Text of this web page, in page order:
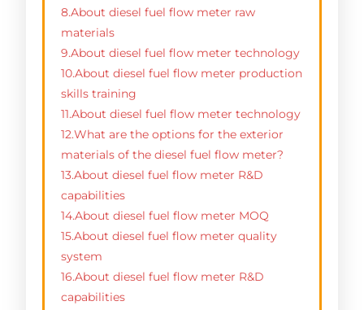
8.About diesel fuel flow meter raw
materials
9.About diesel fuel flow meter technology
10.About diesel fuel flow meter production
skills training
11.About diesel fuel flow meter technology
12.What are the options for the exterior
materials of the diesel fuel flow meter?
13.About diesel fuel flow meter R&D
capabilities
14.About diesel fuel flow meter MOQ
15.About diesel fuel flow meter quality
system
16.About diesel fuel flow meter R&D
capabilities